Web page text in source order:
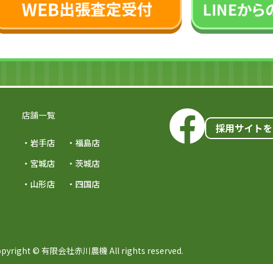
店舗一覧
・岩手店
・宮城店
・山形店
・福島店
・茨城店
・四国店
採用サイト
© 有限会社赤川農機 All rights reserved.